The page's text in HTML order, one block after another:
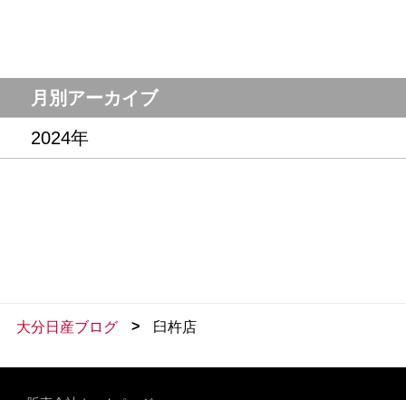
月別アーカイブ
2024年
大分日産ブログ > 臼杵店